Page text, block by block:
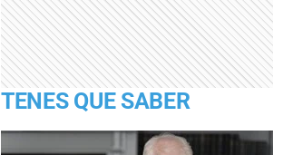
TENES QUE SABER